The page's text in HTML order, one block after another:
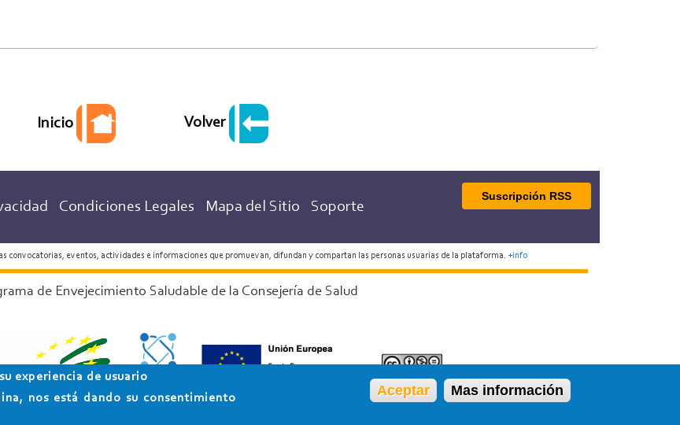
Inicio Volver
Condiciones Legales Mapa del Sitio Soporte
Suscripción RSS
convocatorias, eventos, actividades e informaciones que promuevan, difundan y compartan las personas usuarias de la plataforma. +info
de Envejecimiento Saludable de la Consejería de Salud
experiencia de usuario
nos está dando su consentimiento
Aceptar Mas información